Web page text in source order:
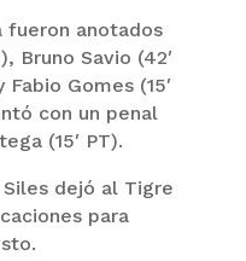
fueron anotados
Bruno Savio (42′
Fabio Gomes (15′
con un penal
(15′ PT).
dejó al Tigre
para